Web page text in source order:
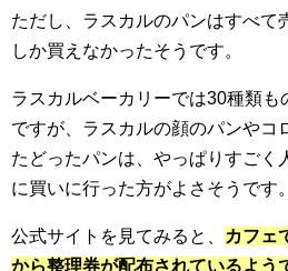
ただし、ラスカルのパンはすべて
しか買えなかったそうです。
ラスカルベーカリーでは30種類も
ですが、ラスカルの顔のパンやコ
たどったパンは、やっぱりすごく
に買いに行った方がよさそうです。
公式サイトを見てみると、
カフェ
から整理券が配布されているよう